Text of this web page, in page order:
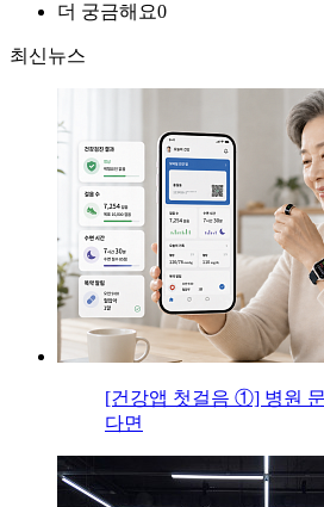
더 궁금해요0
최신뉴스
[건강앱 첫걸음 ①] 병원
다면